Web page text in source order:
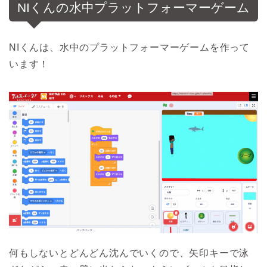
NIくんの水中プラットフォーマーゲーム
NIくんは、水中のプラットフォーマーゲームを作って
います！
何もしないとどんどん沈んでいくので、矢印キーで泳